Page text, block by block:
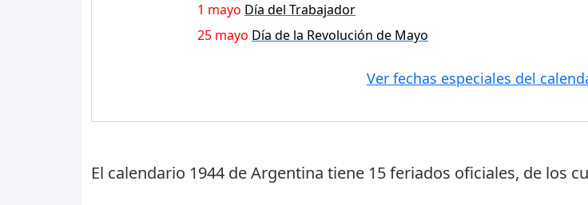
1 mayo Día del Trabajador
25 mayo Día de la Revolución de Mayo
Ver fechas especiales del
El calendario 1944 de Argentina tiene 15 feriados oficiales, de los